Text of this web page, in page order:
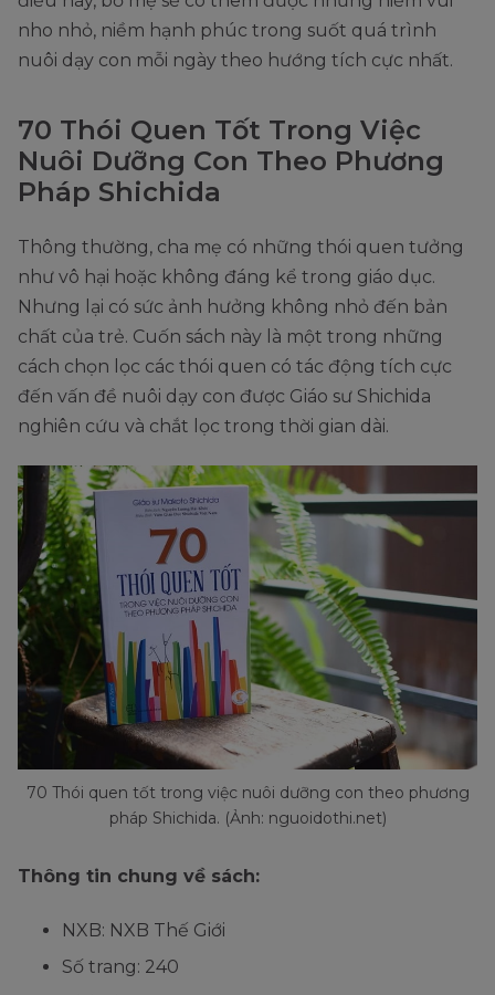
nho nhỏ, niềm hạnh phúc trong suốt quá trình
nuôi dạy con mỗi ngày theo hướng tích cực nhất.
70 Thói Quen Tốt Trong Việc
Nuôi Dưỡng Con Theo Phương
Pháp Shichida
Thông thường, cha mẹ có những thói quen tưởng
như vô hại hoặc không đáng kể trong giáo dục.
Nhưng lại có sức ảnh hưởng không nhỏ đến bản
chất của trẻ. Cuốn sách này là một trong những
cách chọn lọc các thói quen có tác động tích cực
đến vấn đề nuôi dạy con được Giáo sư Shichida
nghiên cứu và chắt lọc trong thời gian dài.
70 Thói quen tốt trong việc nuôi dưỡng con theo phương
pháp Shichida. (Ảnh: nguoidothi.net)
Thông tin chung về sách:
NXB: NXB Thế Giới
Số trang: 240